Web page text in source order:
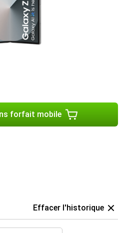
forfait mobile
Effacer l'historique